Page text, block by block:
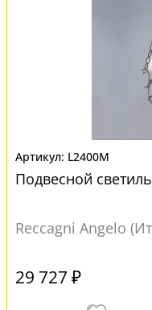
L2400M
Подвесной
Reccagni Angelo
29 727 ₽